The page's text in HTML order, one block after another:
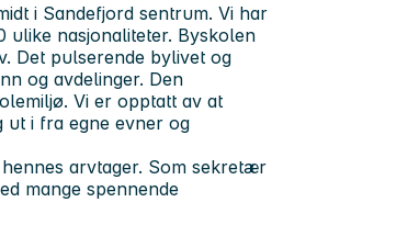
i Sandefjord sentrum. Vi har
nasjonaliteter. Byskolen
Det pulserende bylivet og
og avdelinger. Den
Vi er opptatt av at
i fra egne evner og
arvtager. Som sekretær
mange spennende